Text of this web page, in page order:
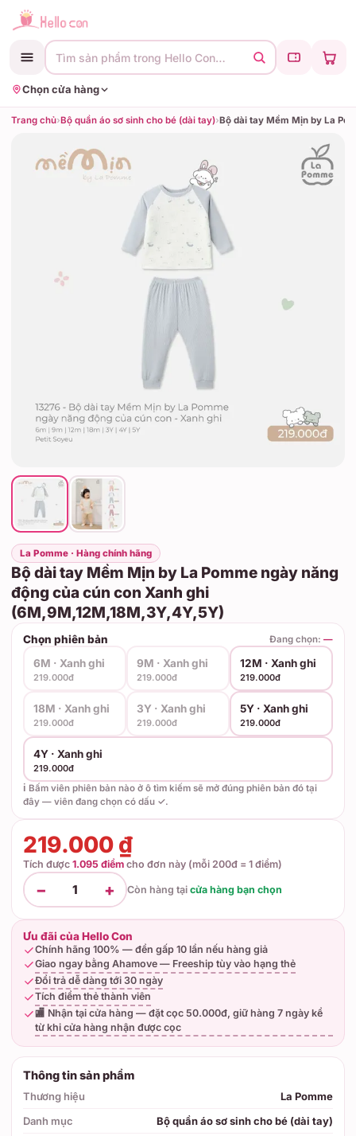
Tìm sản phẩm trong Hello Con…
Chọn cửa hàng
Trang chủ›Bộ quần áo sơ sinh cho bé (dài tay)›
La Pomme · Hàng chính hãng
Bộ dài tay Mềm Mịn by La Pomme ngày năng
động của cún con Xanh ghi
(6M,9M,12M,18M,3Y,4Y,5Y)
Chọn phiên bản Đang chọn: —
6M · Xanh ghi
219.000đ
9M · Xanh ghi
219.000đ
12M · Xanh ghi
219.000đ
18M · Xanh ghi
219.000đ
3Y · Xanh ghi
219.000đ
5Y · Xanh ghi
219.000đ
4Y · Xanh ghi
219.000đ
ℹ️ Bấm viên phiên bản nào ở ô tìm kiếm sẽ mở đúng phiên bản đó tại
đây — viên đang chọn có dấu ✓.
219.000 ₫
Tích được 1.095 điểm cho đơn này (mỗi 200đ = 1 điểm)
− 1 + Còn hàng tại cửa hàng bạn chọn
Ưu đãi của Hello Con
Chính hãng 100% — đền gấp 10 lần nếu hàng giả
Giao ngay bằng Ahamove — Freeship tùy vào hạng thẻ
Đổi trả dễ dàng tới 30 ngày
Tích điểm thẻ thành viên
🏬 Nhận tại cửa hàng — đặt cọc 50.000đ, giữ hàng 7 ngày kể
từ khi cửa hàng nhận được cọc
Thông tin sản phẩm
Thương hiệu
La Pomme
Danh mục
Bộ quần áo sơ sinh cho bé (dài tay)